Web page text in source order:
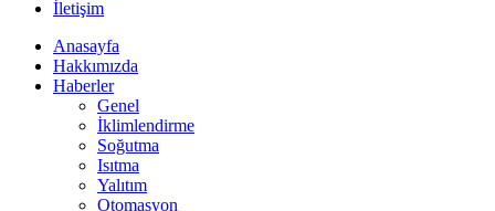
İletişim
Anasayfa
Hakkımızda
Haberler
Genel
İklimlendirme
Soğutma
Isıtma
Yalıtım
Otomasyon